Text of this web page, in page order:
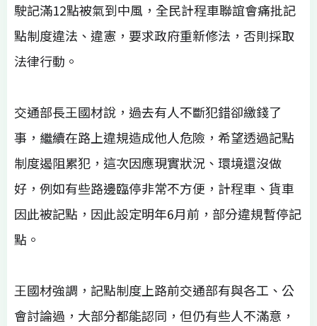
駛記滿12點被氣到中風，全民計程車聯誼會痛批記
點制度違法、違憲，要求政府重新修法，否則採取
法律行動。
交通部長王國材說，過去有人不斷犯錯卻繳錢了
事，繼續在路上違規造成他人危險，希望透過記點
制度遏阻累犯，這次因應現實狀況、環境還沒做
好，例如有些路邊臨停非常不方便，計程車、貨車
因此被記點，因此設定明年6月前，部分違規暫停記
點。
王國材強調，記點制度上路前交通部有與各工、公
會討論過，大部分都能認同，但仍有些人不滿意，